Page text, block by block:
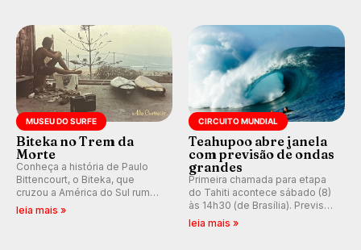
prática em esporte e indústria.
MUSEU DO SURFE
Biteka no Trem da
Morte
Conheça a história de Paulo
Bittencourt, o Biteka, que
cruzou a América do Sul rumo
ao Pacífico em uma jornada
leia mais »
CIRCUITO MUNDIAL
Teahupoo abre janela
com previsão de ondas
grandes
Primeira chamada para etapa
do Tahiti acontece sábado (8)
às 14h30 (de Brasília). Previsão
indica swell consistente.
leia mais »